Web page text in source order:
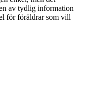
av tydlig information
för föräldrar som vill